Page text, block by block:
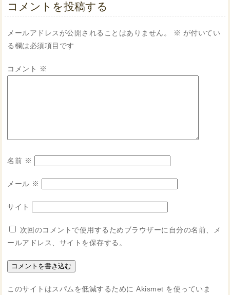
コメントを投稿する
メールアドレスが公開されることはありません。 ※ が付いてい
る欄は必須項目です
コメント ※
名前 ※
メール ※
サイト
次回のコメントで使用するためブラウザーに自分の名前、メ
ールアドレス、サイトを保存する。
このサイトはスパムを低減するために Akismet を使っていま